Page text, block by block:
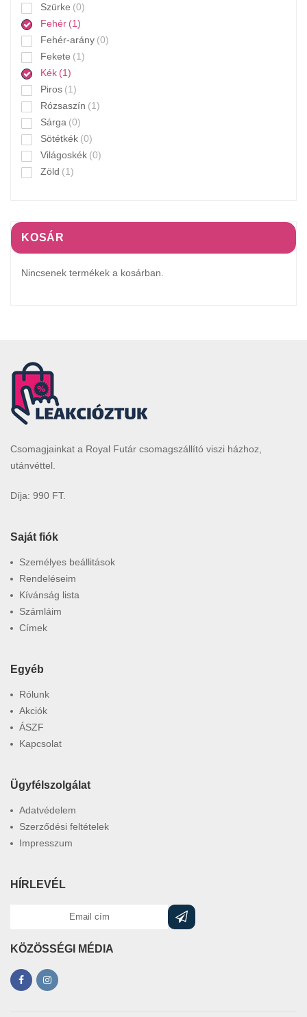
Szürke (0)
Fehér (1)
Fehér-arány (0)
Fekete (1)
Kék (1)
Piros (1)
Rózsaszín (1)
Sárga (0)
Sötétkék (0)
Világoskék (0)
Zöld (1)
KOSÁR
Nincsenek termékek a kosárban.
Csomagjainkat a Royal Futár csomagszállító viszi házhoz,
utánvéttel.
Díja: 990 FT.
Saját fiók
Személyes beállitások
Rendeléseim
Kívánság lista
Számláim
Címek
Egyéb
Rólunk
Akciók
ÁSZF
Kapcsolat
Ügyfélszolgálat
Adatvédelem
Szerződési feltételek
Impresszum
HÍRLEVÉL
KÖZÖSSÉGI MÉDIA